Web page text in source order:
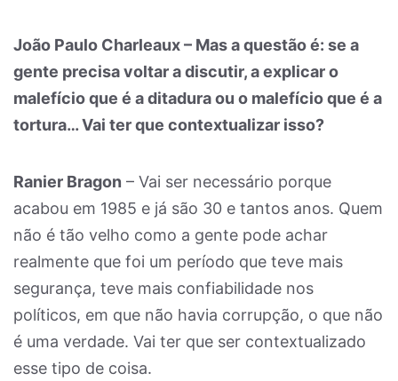
João Paulo Charleaux – Mas a questão é: se a
gente precisa voltar a discutir, a explicar o
malefício que é a ditadura ou o malefício que é a
tortura… Vai ter que contextualizar isso?
Ranier Bragon – Vai ser necessário porque
acabou em 1985 e já são 30 e tantos anos. Quem
não é tão velho como a gente pode achar
realmente que foi um período que teve mais
segurança, teve mais confiabilidade nos
políticos, em que não havia corrupção, o que não
é uma verdade. Vai ter que ser contextualizado
esse tipo de coisa.